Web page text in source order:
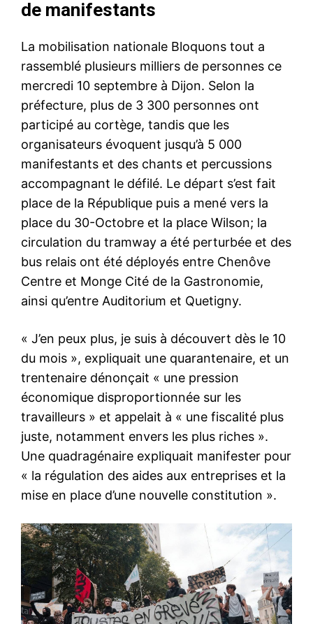
de manifestants
La mobilisation nationale Bloquons tout a
rassemblé plusieurs milliers de personnes ce
mercredi 10 septembre à Dijon. Selon la
préfecture, plus de 3 300 personnes ont
participé au cortège, tandis que les
organisateurs évoquent jusqu’à 5 000
manifestants et des chants et percussions
accompagnant le défilé. Le départ s’est fait
place de la République puis a mené vers la
place du 30-Octobre et la place Wilson; la
circulation du tramway a été perturbée et des
bus relais ont été déployés entre Chenôve
Centre et Monge Cité de la Gastronomie,
ainsi qu’entre Auditorium et Quetigny.
« J’en peux plus, je suis à découvert dès le 10
du mois », expliquait une quarantenaire, et un
trentenaire dénonçait « une pression
économique disproportionnée sur les
travailleurs » et appelait à « une fiscalité plus
juste, notamment envers les plus riches ».
Une quadragénaire expliquait manifester pour
« la régulation des aides aux entreprises et la
mise en place d’une nouvelle constitution ».